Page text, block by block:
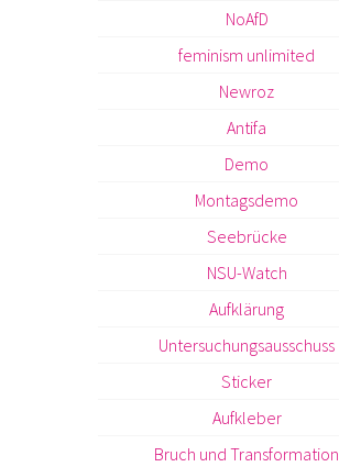
NoAfD
feminism unlimited
Newroz
Antifa
Demo
Montagsdemo
Seebrücke
NSU-Watch
Aufklärung
Untersuchungsausschuss
Sticker
Aufkleber
Bruch und Transformation